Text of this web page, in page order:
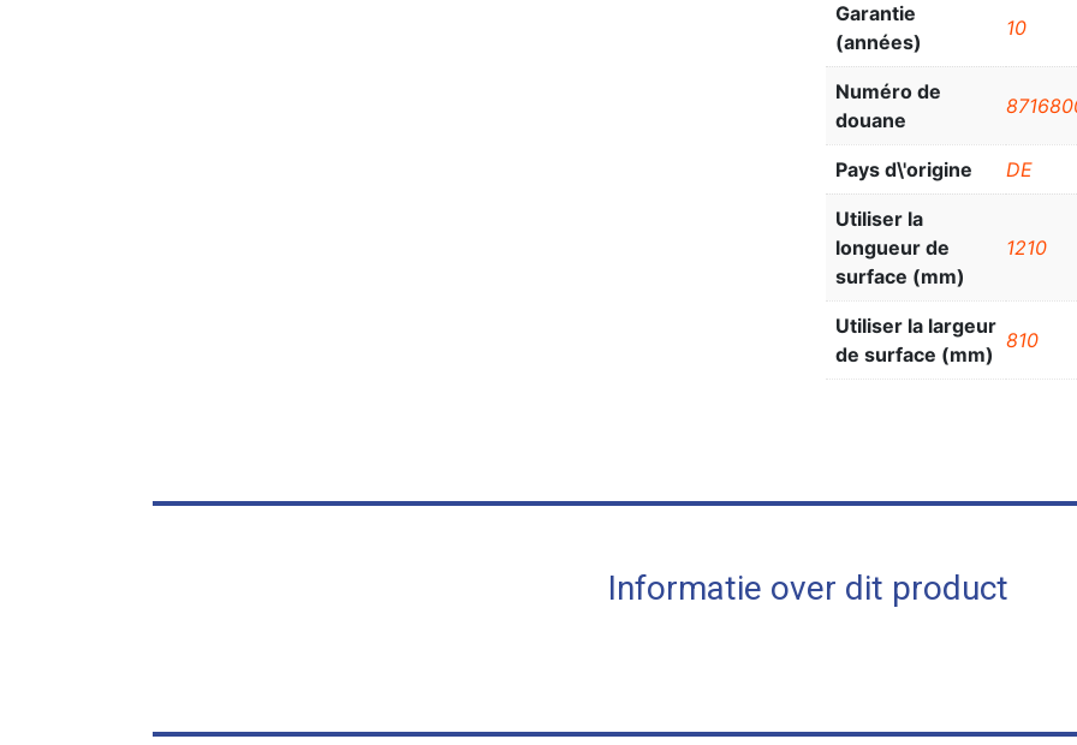
Garantie
(années)
10
Numéro de
douane
Pays d\'origine DE
Utiliser la
longueur de
surface (mm)
1210
Utiliser la largeur
de surface (mm)
810
Informatie over dit product